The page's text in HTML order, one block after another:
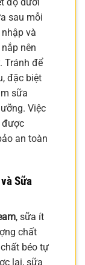
độ dưới
sau mỗi
và
nên
Tránh để
đặc biệt
sữa
Việc
được
an toàn
Sữa
, sữa ít
chất
béo tự
lại, sữa